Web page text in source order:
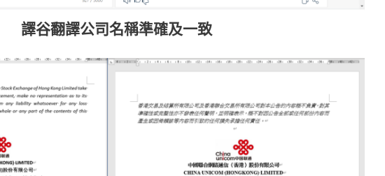
譯谷翻譯公司名稱準確及一致